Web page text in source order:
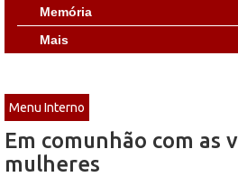
Memória
Mais
Menu Interno
Em comunhão com as
mulheres